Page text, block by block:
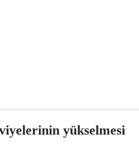
yükselmesi